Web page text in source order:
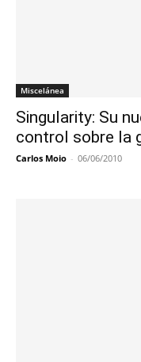
Miscelánea
Singularity: Su
control sobre la
Carlos Moio - 06/06/2010